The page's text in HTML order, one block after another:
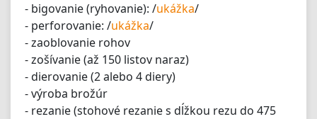
- bigovanie (ryhovanie): /ukážka/
- perforovanie: /ukážka/
- zaoblovanie rohov
- zošívanie (až 150 listov naraz)
- dierovanie (2 alebo 4 diery)
- výroba brožúr
- rezanie (stohové rezanie s dĺžkou rezu do 475